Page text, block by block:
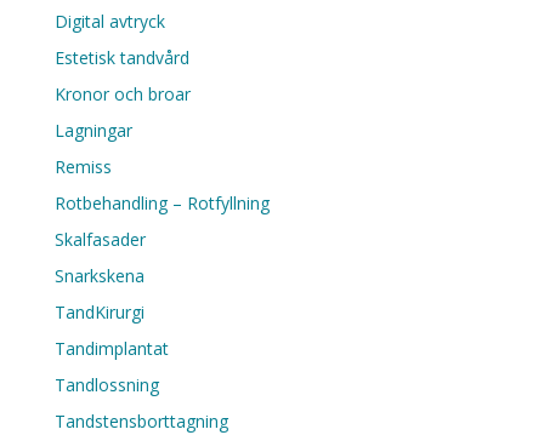
Digital avtryck
Estetisk tandvård
Kronor och broar
Lagningar
Remiss
Rotbehandling – Rotfyllning
Skalfasader
Snarkskena
TandKirurgi
Tandimplantat
Tandlossning
Tandstensborttagning